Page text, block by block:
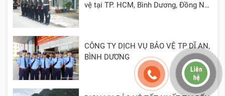
vệ tại TP. HCM, Bình Dương, Đồng Nai,
CÔNG TY DỊCH VỤ BẢO VỆ TP DĨ AN,
BÌNH DƯƠNG